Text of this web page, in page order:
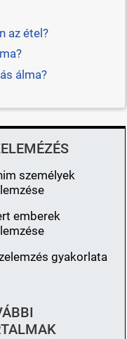
az étel?
álma?
személyek
emberek
gyakorlata